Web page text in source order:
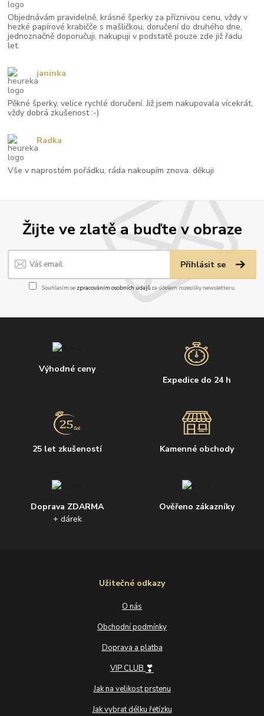
Žijte ve zlatě a buďte v obraze
Přihlásit se
Souhlasím se zpracováním osobních údajůza účelem rozesílky newsletteru.
Výhodné ceny
Expedice do 24 h
25 let zkušeností Kamenné obchody
Doprava ZDARMA
+ dárek
Ověřeno zákazníky
Užitečné odkazy
O nás
Obchodní podmínky
Doprava a platba
VIP CLUB ❣
Jak na velikost prstenu
Jak vybrat délku řetízku
Objednávám pravidelně, krásné šperky za příznivou cenu, vždy v
hezké papírové krabičče s mašličkou, doručení do druhého dne,
jednoznačně doporučuji, nakupuji v podstatě pouze zde již řadu
let.
Pěkné šperky, velice rychlé doručení. Již jsem nakupovala vícekrát,
vždy dobrá zkušenost :-)
janinka
Vše v naprostém pořádku, ráda nakoupím znova. děkuji
Radka